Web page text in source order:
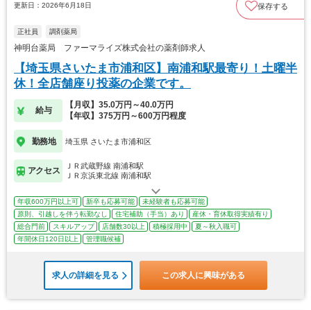
更新日：2026年6月18日 保存する
正社員 調剤薬局
神明台薬局 ファーマライズ株式会社の薬剤師求人
【埼玉県さいたま市浦和区】南浦和駅最寄り！土曜半
休！全店舗座り投薬の企業です。
給与
【月収】35.0万円～40.0万円
【年収】375万円～600万円程度
勤務地 埼玉県 さいたま市浦和区
アクセス
ＪＲ武蔵野線 南浦和駅
ＪＲ京浜東北線 南浦和駅
年収600万円以上可 新卒も応募可能
未経験者も応募可能
原則、引越しを伴う転勤なし
住宅補助（手当）あり
産休・育休取得実績有り
総合門前
スキルアップ 店舗数30以上 積極採用中
夏～秋入職可
年間休日120日以上
管理職候補
求人の詳細を見る この求人に興味がある